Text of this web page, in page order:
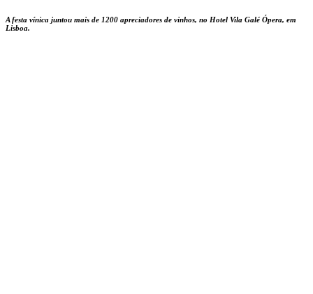
A festa vínica juntou mais de 1200 apreciadores de vinhos, no Hotel Vila Galé Ópera, em
Lisboa.